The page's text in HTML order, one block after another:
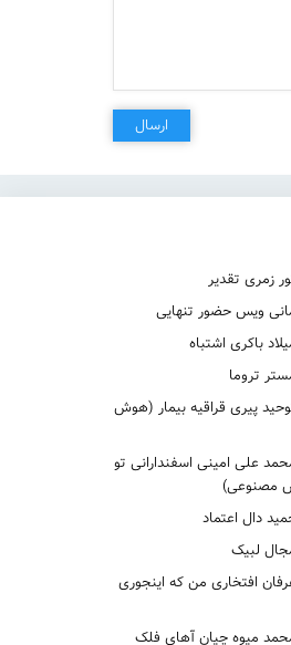
ارسال
زمری تقدیر
ویس حضور تنهایی
باکری اشتباه
تروما
پیری قراقیه بیمار (هوش
علی امینی اسفندارانی تو
مصنوعی)
دال اعتماد
لبیک
افتخاری من که اینجوری
میوه چیان آهای فلک